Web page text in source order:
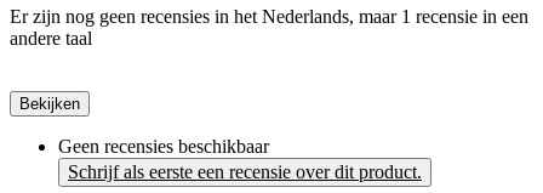
Er zijn nog geen recensies in het Nederlands, maar 1 recensie in een
andere taal
Bekijken
Geen recensies beschikbaar
Schrijf als eerste een recensie over dit product.